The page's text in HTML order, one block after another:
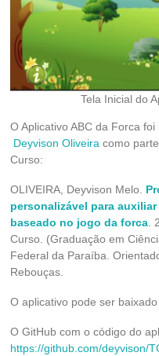
Tela Inicial do
O Aplicativo ABC da Forca
Deyvison Oliveiracomo
Curso:
OLIVEIRA, Deyvison Melo.
personalizável para
baseado no jogo da forca.
Curso. (Graduação em
Federal da Paraíba.
Rebouças.
O aplicativo pode ser
O GitHub com o código do
https://github.com/deyvison/